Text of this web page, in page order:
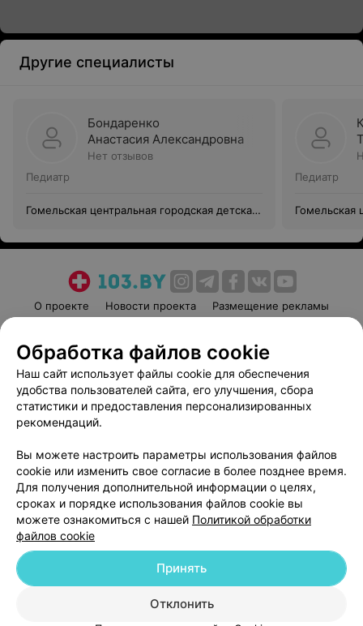
Другие специалисты
Бондаренко
Анастасия Александровна
Нет отзывов
Педиатр
Гомельская центральная городская детская
Педиатр
Гомельская
О проекте Новости проекта
Размещение рекламы
Пользовательское соглашение
Способы оплаты
Вакансии
Партнеры
Написать руководителю 103.by
Обработка персональных данных
© 2026 ООО «Артокс Лаб», УНП 191700409
| 220012, Республика Беларусь,
Служба поддержки +375 291212755
Обработка файлов cookie
Наш сайт использует файлы cookie для обеспечения
удобства пользователей сайта, его улучшения, сбора
статистики и предоставления персонализированных
рекомендаций.
Вы можете настроить параметры использования файлов
cookie или изменить свое согласие в более позднее время.
Для получения дополнительной информации о целях,
сроках и порядке использования файлов cookie вы
можете ознакомиться с нашей Политикой обработки
файлов cookie
Отклонить
Принять